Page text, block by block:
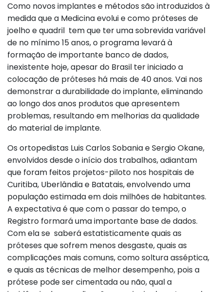
Como novos implantes e métodos são introduzidos à
medida que a Medicina evolui e como próteses de
joelho e quadril tem que ter uma sobrevida variável
de no mínimo 15 anos, o programa levará à
formação de importante banco de dados,
inexistente hoje, apesar do Brasil ter iniciado a
colocação de próteses há mais de 40 anos. Vai nos
demonstrar a durabilidade do implante, eliminando
ao longo dos anos produtos que apresentem
problemas, resultando em melhorias da qualidade
do material de implante.
Os ortopedistas Luis Carlos Sobania e Sergio Okane,
envolvidos desde o início dos trabalhos, adiantam
que foram feitos projetos-piloto nos hospitais de
Curitiba, Uberlândia e Batatais, envolvendo uma
população estimada em dois milhões de habitantes.
A expectativa é que com o passar do tempo, o
Registro formará uma importante base de dados.
Com ela se saberá estatisticamente quais as
próteses que sofrem menos desgaste, quais as
complicações mais comuns, como soltura asséptica,
e quais as técnicas de melhor desempenho, pois a
prótese pode ser cimentada ou não, qual a